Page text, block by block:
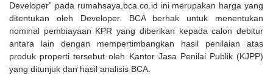
Developer” pada rumahsaya.bca.co.id ini merupakan harga yang
ditentukan oleh Developer. BCA berhak untuk menentukan
nominal pembiayaan KPR yang diberikan kepada calon debitur
antara lain dengan mempertimbangkan hasil penilaian atas
produk properti tersebut oleh Kantor Jasa Penilai Publik (KJPP)
yang ditunjuk dan hasil analisis BCA.